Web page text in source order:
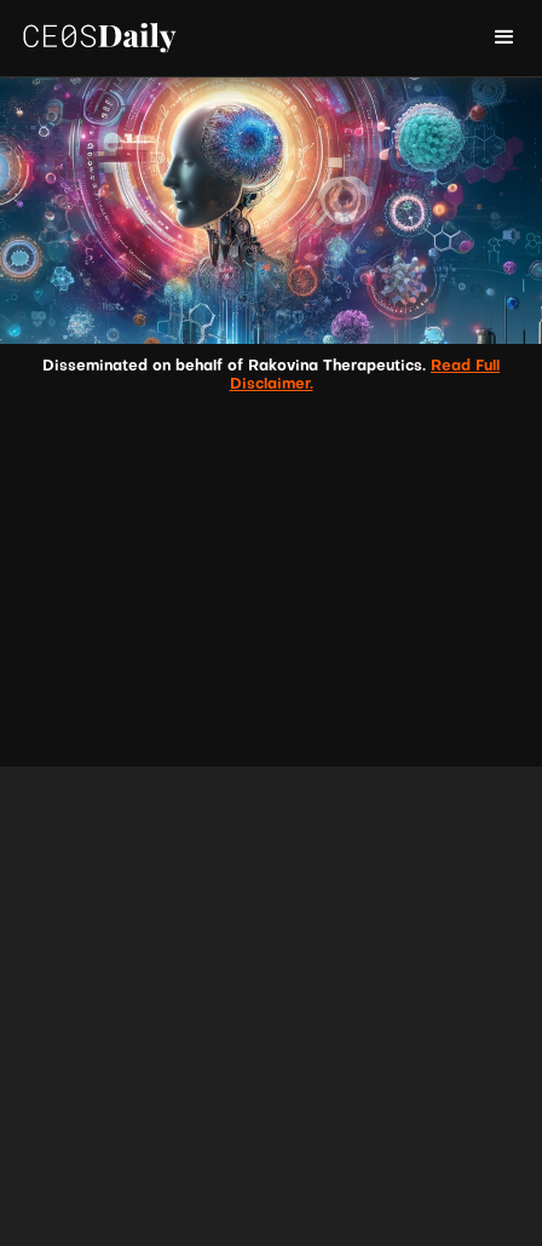
Disseminated on behalf of Rakovina Therapeutics. Read Full
Disclaimer.